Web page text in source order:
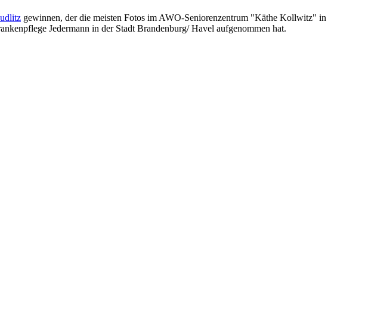
gewinnen, der die meisten Fotos im AWO-Seniorenzentrum "Käthe Kollwitz" in
Jedermann in der Stadt Brandenburg/ Havel aufgenommen hat.